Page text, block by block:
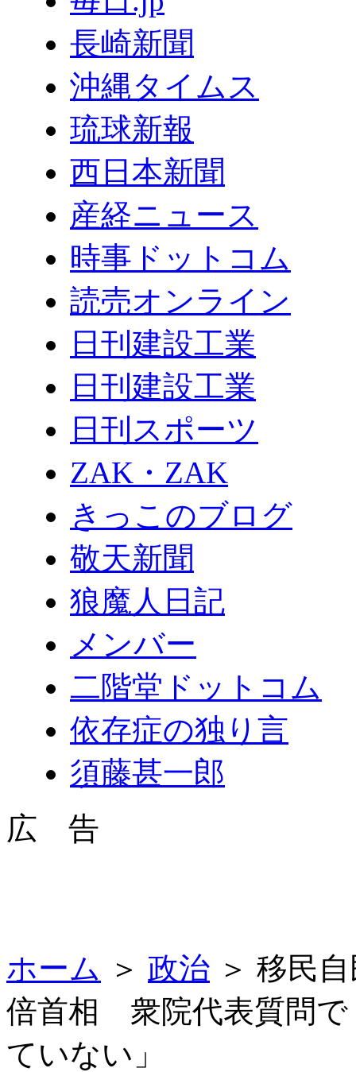
長崎新聞
沖縄タイムス
琉球新報
西日本新聞
産経ニュース
時事ドットコム
読売オンライン
日刊建設工業
日刊建設工業
日刊スポーツ
ZAK・ZAK
きっこのブログ
敬天新聞
狼魔人日記
メンバー
二階堂ドットコム
依存症の独り言
須藤甚一郎
広 告
ホーム ＞ 政治 ＞ 移民
倍首相 衆院代表質問で
ていない」